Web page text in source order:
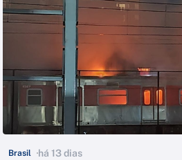
Brasil há 13 dias